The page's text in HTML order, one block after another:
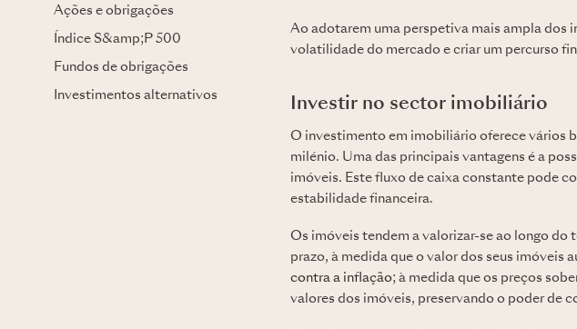
Ações e obrigações
Índice S&amp;P 500
Fundos de obrigações
Investimentos alternativos
Ao adotarem uma perspetiva mais ampla dos
volatilidade do mercado e criar um percurso
Investir no sector imobiliário
O investimento em imobiliário oferece vários
milénio. Uma das principais vantagens é a
imóveis. Este fluxo de caixa constante pode
estabilidade financeira.
Os imóveis tendem a valorizar-se ao longo
prazo, à medida que o valor dos seus imóveis
contra a inflação; à medida que os preços
valores dos imóveis, preservando o poder de